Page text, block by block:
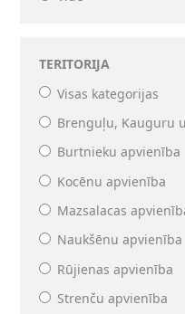
TERITORIJA
Visas kategorijas
Brenguļu, Kauguru
Burtnieku apvienība
Kocēnu apvienība
Mazsalacas
Naukšēnu apvienība
Rūjienas apvienība
Strenču apvienība